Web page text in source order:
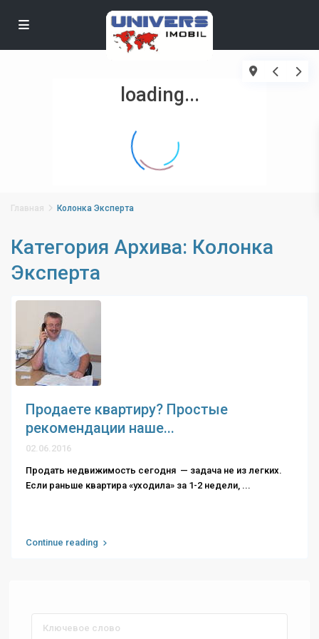
loading...
Главная Колонка Эксперта
Категория Архива: Колонка
Эксперта
Продаете квартиру? Простые
рекомендации наше...
02.06.2016
Продать недвижимость сегодня — задача не из легких.
Если раньше квартира «уходила» за 1-2 недели, ...
Continue reading